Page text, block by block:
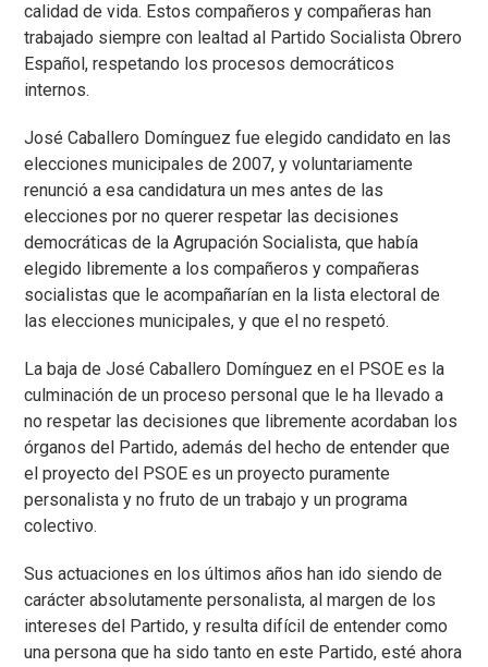
calidad de vida. Estos compañeros y compañeras han
trabajado siempre con lealtad al Partido Socialista Obrero
Español, respetando los procesos democráticos
internos.
José Caballero Domínguez fue elegido candidato en las
elecciones municipales de 2007, y voluntariamente
renunció a esa candidatura un mes antes de las
elecciones por no querer respetar las decisiones
democráticas de la Agrupación Socialista, que había
elegido libremente a los compañeros y compañeras
socialistas que le acompañarían en la lista electoral de
las elecciones municipales, y que el no respetó.
La baja de José Caballero Domínguez en el PSOE es la
culminación de un proceso personal que le ha llevado a
no respetar las decisiones que libremente acordaban los
órganos del Partido, además del hecho de entender que
el proyecto del PSOE es un proyecto puramente
personalista y no fruto de un trabajo y un programa
colectivo.
Sus actuaciones en los últimos años han ido siendo de
carácter absolutamente personalista, al margen de los
intereses del Partido, y resulta difícil de entender como
una persona que ha sido tanto en este Partido, esté ahora